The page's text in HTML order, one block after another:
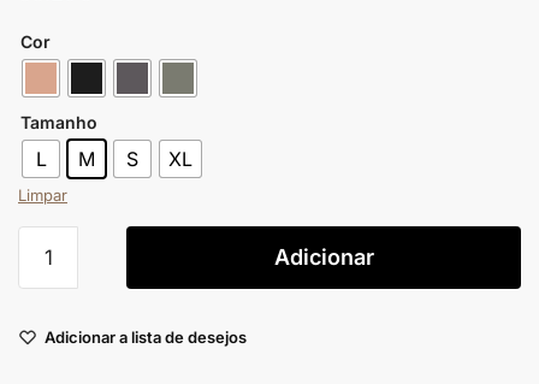
Cor
Tamanho
L M S XL
Limpar
Adicionar
Adicionar a lista de desejos